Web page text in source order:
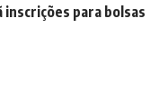
inscrições para bolsas